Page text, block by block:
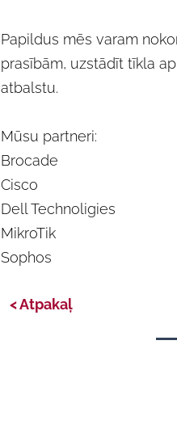
Papildus mēs varam
prasībām, uzstādīt tīkla
atbalstu.
Mūsu partneri:
Brocade
Cisco
Dell Technoligies
MikroTik
Sophos
< Atpakaļ